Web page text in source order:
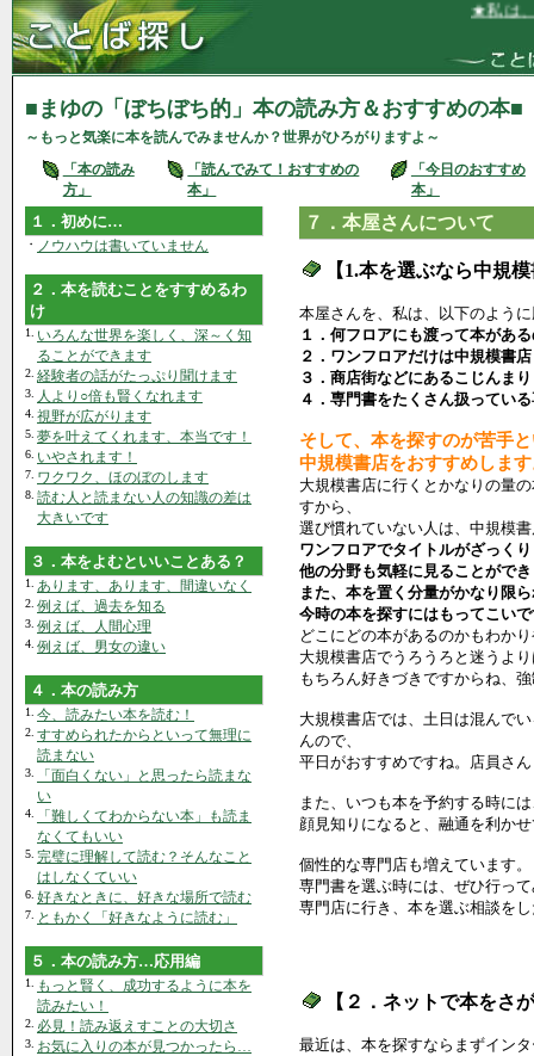
★私は、学ぶ
■まゆの「ぼちぼち的」本の読み方＆おすすめの本■
～もっと気楽に本を読んでみませんか？世界がひろがりますよ～
「本の読み
方」
「読んでみて！おすすめの
本」
「今日のおすすめ
本」
１．初めに…
・ ノウハウは書いていません
２．本を読むことをすすめるわ
け
1.
いろんな世界を楽しく、深～く知
ることができます
2. 経験者の話がたっぷり聞けます
3. 人より○倍も賢くなれます
4. 視野が広がります
5. 夢を叶えてくれます、本当です！
6. いやされます！
7. ワクワク、ほのぼのします
8. 読む人と読まない人の知識の差は
大きいです
３．本をよむといいことある？
1. あります、あります、間違いなく
2. 例えば、過去を知る
3. 例えば、人間心理
4. 例えば、男女の違い
４．本の読み方
1. 今、読みたい本を読む！
2. すすめられたからといって無理に
読まない
3.
「面白くない」と思ったら読まな
い
4.
「難しくてわからない本」も読ま
なくてもいい
5. 完璧に理解して読む？そんなこと
はしなくていい
6. 好きなときに、好きな場所で読む
7. ともかく「好きなように読む」
５．本の読み方…応用編
1.
もっと賢く、成功するように本を
読みたい！
2. 必見！読み返えすことの大切さ
3. お気に入りの本が見つかったら…
７．本屋さんについて
【1.本を選ぶなら中規
本屋さんを、私は、以下のよう
１．何フロアにも渡って本があ
２．ワンフロアだけは中規模書店
３．商店街などにあるこじんま
４．専門書をたくさん扱ってい
そして、本を探すのが苦手
中規模書店をおすすめしま
大規模書店に行くとかなりの量
すから、
選び慣れていない人は、中規模
ワンフロアでタイトルがざっく
他の分野も気軽に見ることがで
また、本を置く分量がかなり限
今時の本を探すにはもってこい
どこにどの本があるのかもわか
大規模書店でうろうろと迷うよ
もちろん好きづきですからね、
大規模書店では、土日は混んで
んので、
平日がおすすめですね。店員さ
また、いつも本を予約する時に
顔見知りになると、融通を利か
個性的な専門店も増えています。
専門書を選ぶ時には、ぜひ行っ
専門店に行き、本を選ぶ相談を
【２．ネットで本をさ
最近は、本を探すならまずイン